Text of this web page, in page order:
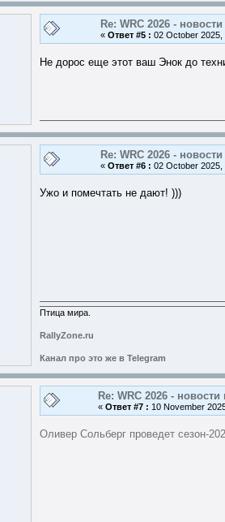
Re: WRC 2026 -
« Ответ #5 : 02 October 2025,
Не дорос еще этот ваш Энок до
Re: WRC 2026 -
« Ответ #6 : 02 October 2025,
Ужо и помечтать не дают! )))
Птица мира.
RallyZone.ru
Канал про это же в Telegram
Re: WRC 2026 - новости
« Ответ #7 : 10 November
Оливер Сольберг проведет сезон-